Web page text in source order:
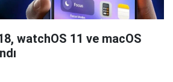
watchOS 11 ve macOS